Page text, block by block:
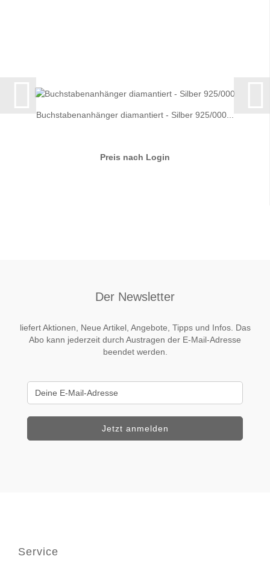
Buchstabenanhänger diamantiert - Silber 925/000...
Preis nach Login
Der Newsletter
liefert Aktionen, Neue Artikel, Angebote, Tipps und Infos. Das
Abo kann jederzeit durch Austragen der E-Mail-Adresse
beendet werden.
Service